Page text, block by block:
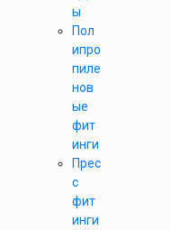
ы
Пол
ипро
пиле
нов
ые
фит
инги
Прес
с
фит
инги